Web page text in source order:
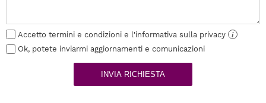
Accetto termini e condizioni e l'informativa sulla privacy
i
Ok, potete inviarmi aggiornamenti e comunicazioni
INVIA RICHIESTA